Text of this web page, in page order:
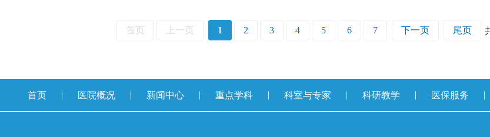
疗相关不良事件机制与精准管理领域持续深耕的又一重要成果。 黑色素瘤、泌尿、软组织肿瘤内科（肿瘤免
首页 上一页 1 2 3 4 5 6 7 下一页 尾页
首页 | 医院概况 | 新闻中心 | 重点学科 | 科室与专家 | 科研教学 | 医保服务 |